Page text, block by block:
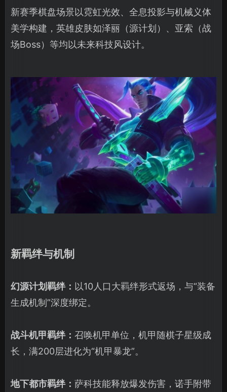
新赛季棋盘场景以霓虹光效、全息投影与机械义体
美学构建，英雄皮肤如泽丽（源计划）、亚索（战
场Boss）等均以未来科技风设计。
新羁绊与机制
幻源计划羁绊： 以10人口大羁绊形式返场，与“装备
生成机制”深度绑定。
战斗机甲羁绊： 召唤机甲单位，机甲随棋子星级成
长，满200层进化为“机甲暴龙”。
地下都市羁绊： 萨科技能释放爆发伤害，诺手附带